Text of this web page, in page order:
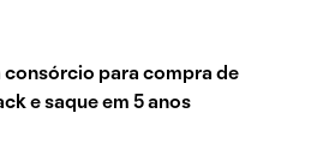
para compra de
e saque em 5 anos